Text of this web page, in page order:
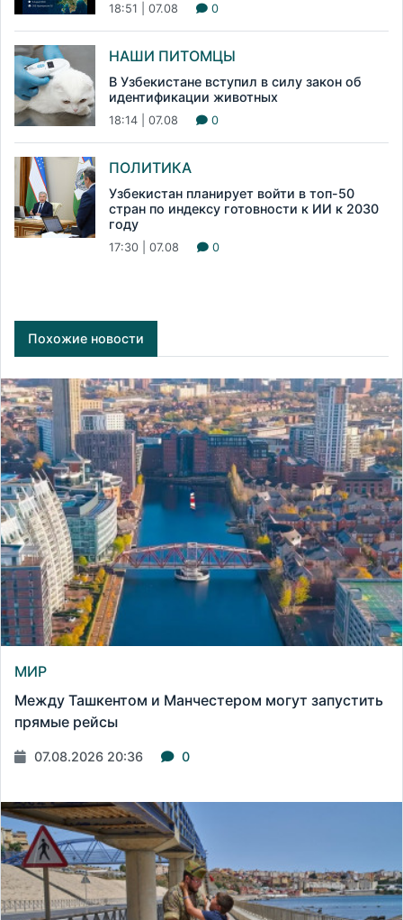
18:51 | 07.08 0
НАШИ ПИТОМЦЫ
В Узбекистане вступил в силу закон об
идентификации животных
18:14 | 07.08 0
ПОЛИТИКА
Узбекистан планирует войти в топ-50
стран по индексу готовности к ИИ к 2030
году
17:30 | 07.08 0
Похожие новости
МИР
Между Ташкентом и Манчестером могут запустить
прямые рейсы
07.08.2026 20:36 0